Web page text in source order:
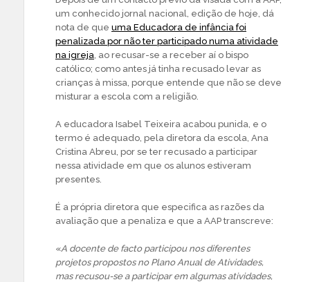
um conhecido jornal nacional, edição de hoje, dá
nota de que uma Educadora de infância foi
penalizada por não ter participado numa atividade
na igreja, ao recusar-se a receber aí o bispo
católico; como antes já tinha recusado levar as
crianças à missa, porque entende que não se deve
misturar a escola com a religião.
A educadora Isabel Teixeira acabou punida, e o
termo é adequado, pela diretora da escola, Ana
Cristina Abreu, por se ter recusado a participar
nessa atividade em que os alunos estiveram
presentes.
É a própria diretora que especifica as razões da
avaliação que a penaliza e que a AAP transcreve:
«A docente de facto participou nos diferentes
projetos propostos no Plano Anual de Atividades,
mas recusou-se a participar em algumas atividades,